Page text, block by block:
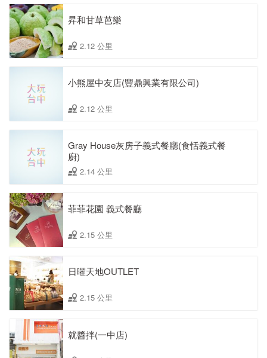
昇和甘草芭樂
2.12 公里
小熊屋中友店(豐鼎興業有限公司)
2.12 公里
Gray House灰房子義式餐廳(食恬義式餐
廚)
2.14 公里
菲菲花園 義式餐廳
2.15 公里
日曜天地OUTLET
2.15 公里
就醬拌(一中店)